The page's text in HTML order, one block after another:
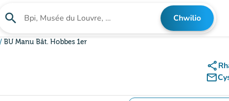
search Chwilio am sefydliad Chwilio
BU Manu Bât. Hobbes 1er
share
mail_outline